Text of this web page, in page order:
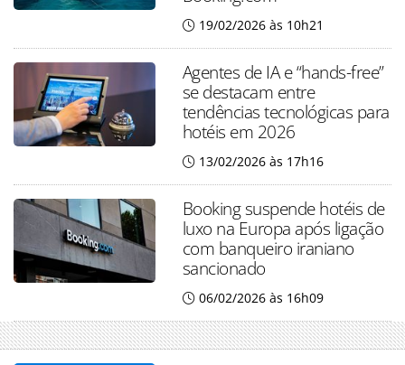
19/02/2026 às 10h21
Agentes de IA e “hands-free”
se destacam entre
tendências tecnológicas para
hotéis em 2026
13/02/2026 às 17h16
Booking suspende hotéis de
luxo na Europa após ligação
com banqueiro iraniano
sancionado
06/02/2026 às 16h09